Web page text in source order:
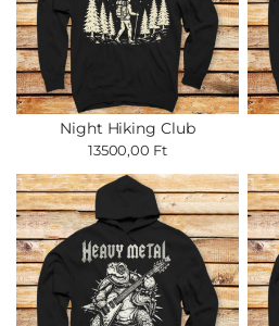
Night Hiking Club
13500,00 Ft